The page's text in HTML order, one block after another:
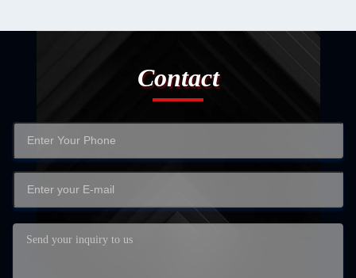
Contact